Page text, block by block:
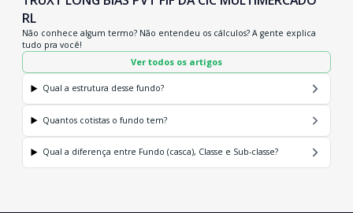
RL
Não conhece algum termo? Não entendeu os cálculos? A gente explica
tudo pra você!
Ver todos os artigos
Qual a estrutura desse fundo?
Quantos cotistas o fundo tem?
Qual a diferença entre Fundo (casca), Classe e Sub-classe?